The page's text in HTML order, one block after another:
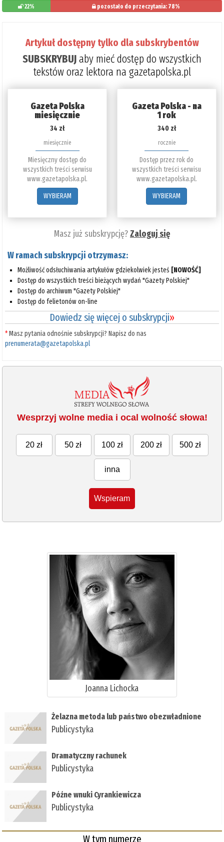
22% pozostało do przeczytania: 78%
Artykuł dostępny tylko dla subskrybentów
SUBSKRYBUJaby mieć dostęp do wszystkich
tekstów oraz lektora na gazetapolska.pl
Gazeta Polska
miesięcznie
34 zł
miesięcznie
Miesięczny dostęp do
wszystkich treści serwisu
www.gazetapolska.pl.
WYBIERAM
Gazeta Polska - na
1 rok
340 zł
rocznie
Dostęp przez rok do
wszystkich treści serwisu
www.gazetapolska.pl.
WYBIERAM
Masz już subskrypcję?Zaloguj się
W ramach subskrypcji otrzymasz:
Możliwość odsłuchiwania artykułów gdziekolwiek jesteś [NOWOŚĆ]
Dostęp do wszystkich treści bieżących wydań "Gazety Polskiej"
Dostęp do archiwum "Gazety Polskiej"
Dostęp do felietonów on-line
Dowiedz się więcej o subskrypcji»
*Masz pytania odnośnie subskrypcji? Napisz do nas
prenumerata@gazetapolska.pl
Wesprzyj wolne media i ocal wolność słowa!
20 zł 50 zł 100 zł 200 zł 500 zł
inna
Wspieram
Joanna Lichocka
Żelazna metoda lub państwo obezwładnione
Publicystyka
Dramatyczny rachunek
Publicystyka
Późne wnuki Cyrankiewicza
Publicystyka
W tym numerze